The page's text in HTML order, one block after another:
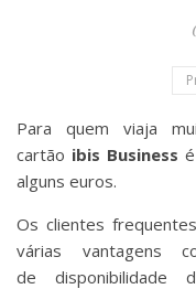
Para quem viaja muito, por motivos profissionais, o
cartão ibis Business
alguns euros.
Os clientes
várias vantagens
de